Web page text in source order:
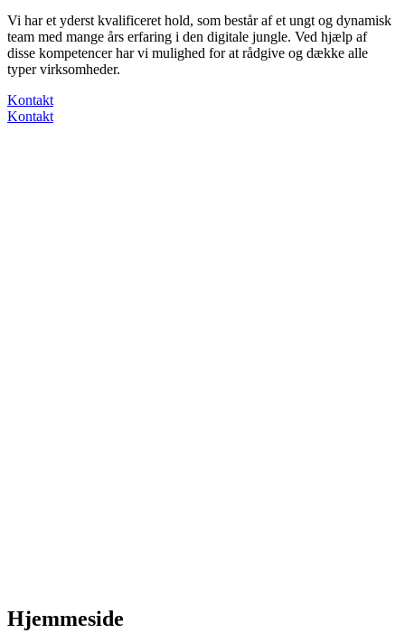
Vi har et yderst kvalificeret hold, som består af et ungt og dynamisk
team med mange års erfaring i den digitale jungle. Ved hjælp af
disse kompetencer har vi mulighed for at rådgive og dække alle
typer virksomheder.
Kontakt
Kontakt
Hjemmeside